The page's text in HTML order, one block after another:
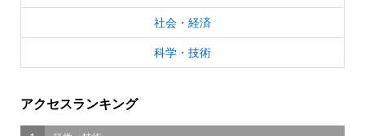
社会・経済
科学・技術
アクセスランキング